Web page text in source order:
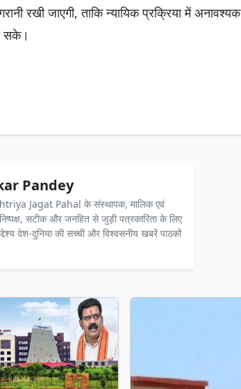
रखी जाएगी, ताकि न्यायिक प्रक्रिया में अनावश्यक
सके।
Pandey
Jagat Pahal के संस्थापक, मालिक एवं
सटीक और जनहित से जुड़ी पत्रकारिता के लिए
देश-दुनिया की सच्ची और विश्वसनीय खबरें पाठकों